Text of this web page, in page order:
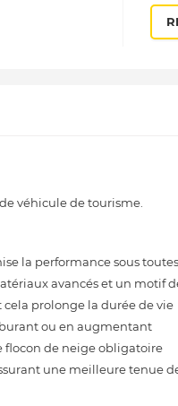
véhicule de tourisme.
la performance sous toutes
avancés et un motif
prolonge la durée de vie
ou en augmentant
flocon de neige obligatoire
une meilleure tenue